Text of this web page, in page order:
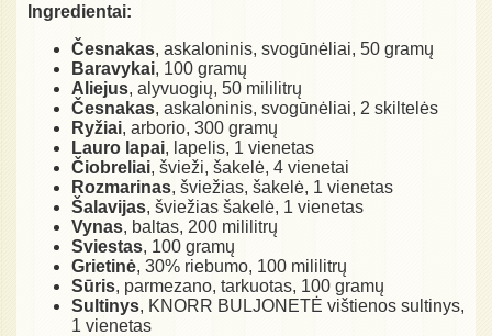
Ingredientai:
Česnakas, askaloninis, svogūnėliai, 50 gramų
Baravykai, 100 gramų
Aliejus, alyvuogių, 50 mililitrų
Česnakas, askaloninis, svogūnėliai, 2 skiltelės
Ryžiai, arborio, 300 gramų
Lauro lapai, lapelis, 1 vienetas
Čiobreliai, švieži, šakelė, 4 vienetai
Rozmarinas, šviežias, šakelė, 1 vienetas
Šalavijas, šviežias šakelė, 1 vienetas
Vynas, baltas, 200 mililitrų
Sviestas, 100 gramų
Grietinė, 30% riebumo, 100 mililitrų
Sūris, parmezano, tarkuotas, 100 gramų
Sultinys, KNORR BULJONETĖ vištienos sultinys,
1 vienetas